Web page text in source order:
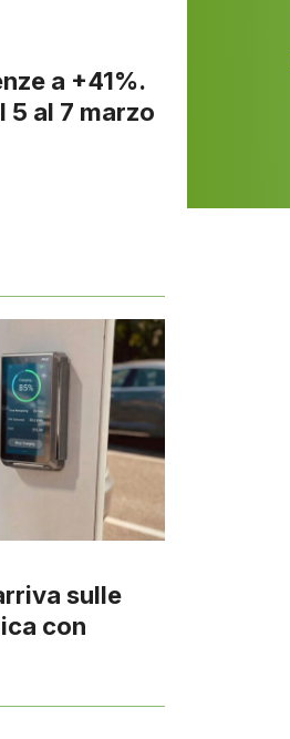
a +41%.
5 al 7 marzo
sulle
con